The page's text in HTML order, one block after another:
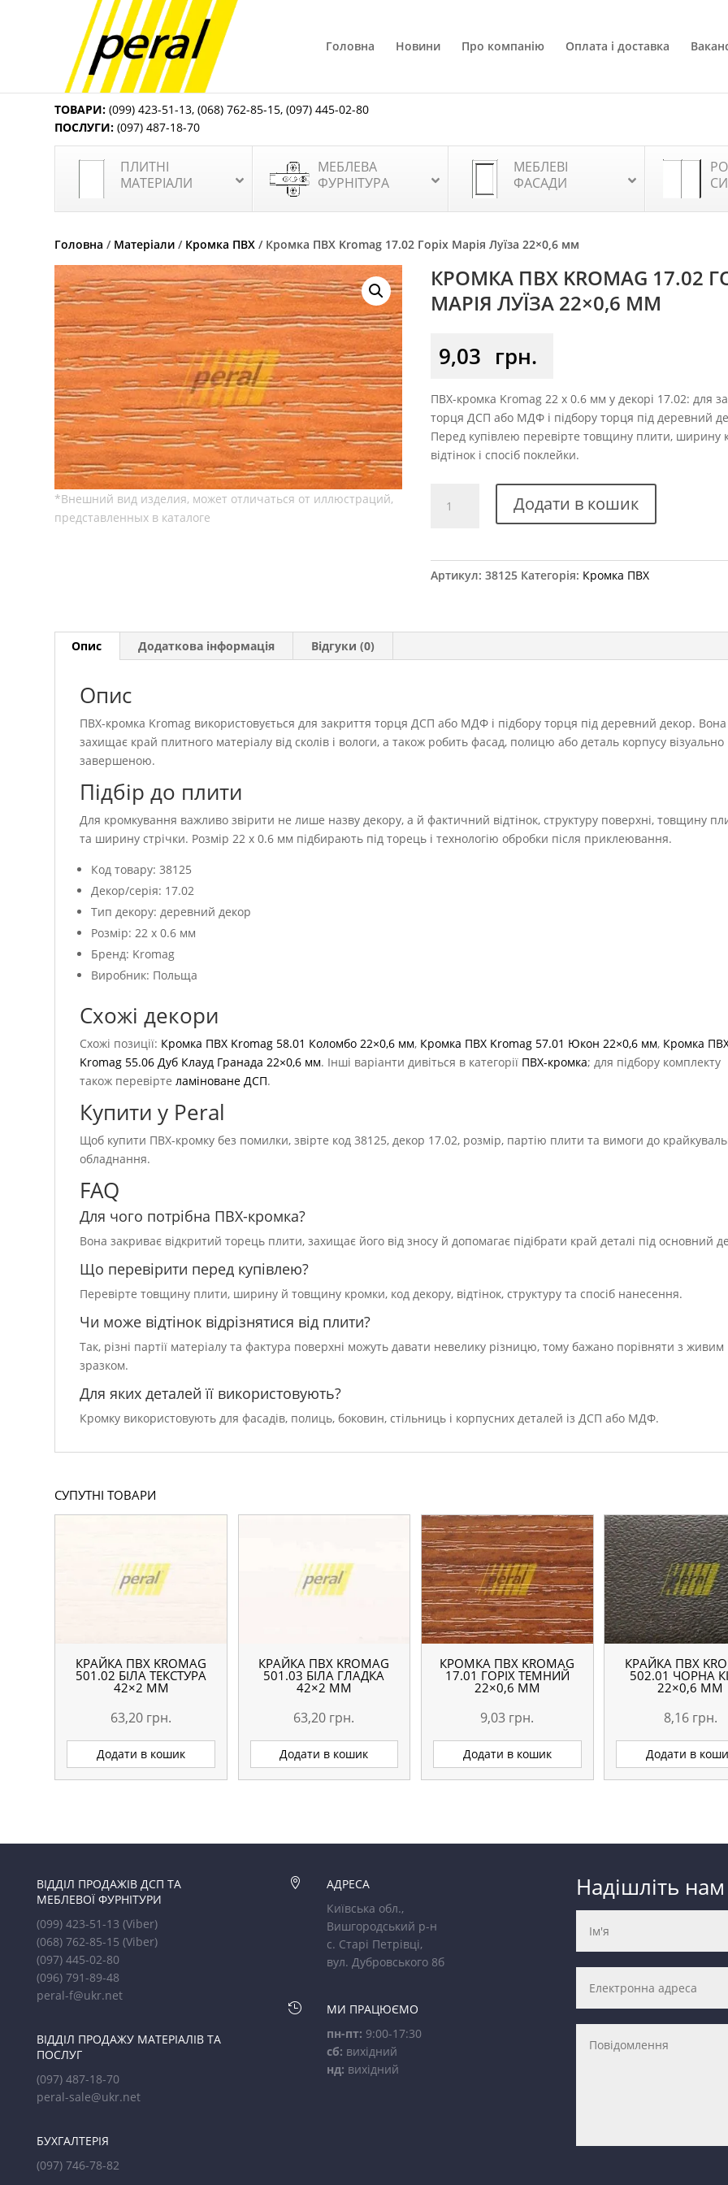
Головна Новини Про компанію Оплата і доставка
ТОВАРИ: (099) 423-51-13,(068) 762-85-15,(097) 445-02-80
ПОСЛУГИ: (097) 487-18-70
ПЛИТНІ
МАТЕРІАЛИ
МЕБЛЕВА
ФУРНІТУРА
МЕБЛЕВІ
ФАСАДИ
Головна / Матеріали / Кромка ПВХ / Кромка ПВХ Kromag 17.02 Горіх Марія Луїза 22×0,6 мм
КРОМКА ПВХ KROMAG 17.02
МАРІЯ ЛУЇЗА 22×0,6 ММ
9,03 грн.
ПВХ-кромка Kromag 22 x 0.6 мм у декорі 17.02: для
торця ДСП або МДФ і підбору торця під деревний
Перед купівлею перевірте товщину плити, ширину
відтінок і спосіб поклейки.
ПВХ
Марія
кількість
Додати в кошик
Артикул:38125 Категорія: Кромка ПВХ
Опис Додаткова інформація Відгуки (0)
Опис
ПВХ-кромка Kromag використовується для закриття торця ДСП або МДФ і підбору торця під деревний декор. Вона
захищає край плитного матеріалу від сколів і вологи, а також робить фасад, полицю або деталь корпусу візуально
завершеною.
Підбір до плити
Для кромкування важливо звірити не лише назву декору, а й фактичний відтінок, структуру поверхні, товщину
та ширину стрічки. Розмір 22 x 0.6 мм підбирають під торець і технологію обробки після приклеювання.
Код товару: 38125
Декор/серія: 17.02
Тип декору: деревний декор
Розмір: 22 x 0.6 мм
Бренд: Kromag
Виробник: Польща
Схожі декори
Схожі позиції: Кромка ПВХ Kromag 58.01 Коломбо 22×0,6 мм, Кромка ПВХ Kromag 57.01 Юкон 22×0,6 мм, Кромка
Kromag 55.06 Дуб Клауд Гранада 22×0,6 мм. Інші варіанти дивіться в категорії ПВХ-кромка; для підбору комплекту
також перевіртеламіноване ДСП.
Купити у Peral
Щоб купити ПВХ-кромку без помилки, звірте код 38125, декор 17.02, розмір, партію плити та вимоги до
обладнання.
FAQ
Для чого потрібна ПВХ-кромка?
Вона закриває відкритий торець плити, захищає його від зносу й допомагає підібрати край деталі під основний
Що перевірити перед купівлею?
Перевірте товщину плити, ширину й товщину кромки, код декору, відтінок, структуру та спосіб нанесення.
Чи може відтінок відрізнятися від плити?
Так, різні партії матеріалу та фактура поверхні можуть давати невелику різницю, тому бажано порівняти з живим
зразком.
Для яких деталей її використовують?
Кромку використовують для фасадів, полиць, боковин, стільниць і корпусних деталей із ДСП або МДФ.
СУПУТНІ ТОВАРИ
КРАЙКА ПВХ KROMAG
501.02 БІЛА ТЕКСТУРА
42×2 ММ
63,20 грн.
Додати в кошик
КРАЙКА ПВХ KROMAG
501.03 БІЛА ГЛАДКА
42×2 ММ
63,20 грн.
Додати в кошик
КРОМКА ПВХ KROMAG
17.01 ГОРІХ ТЕМНИЙ
22×0,6 ММ
9,03 грн.
Додати в кошик
КРАЙКА ПВХ
502.01 ЧОРНА
22×0,6 ММ
8,16 грн.
Додати в
ВІДДІЛ ПРОДАЖІВ ДСП ТА
МЕБЛЕВОЇ ФУРНІТУРИ
(099) 423-51-13(Viber)
(068) 762-85-15(Viber)
(097) 445-02-80
(096) 791-89-48
peral-f@ukr.net
ВІДДІЛ ПРОДАЖУ МАТЕРІАЛІВ ТА
ПОСЛУГ
(097) 487-18-70
peral-sale@ukr.net
БУХГАЛТЕРІЯ
(097) 746-78-82

АДРЕСА
Київська обл.,
Вишгородський р-н
с. Старі Петрівці,
вул. Дубровського 8б

МИ ПРАЦЮЄМО
пн-пт: 9:00-17:30
сб: вихідний
нд: вихідний
Надішліть